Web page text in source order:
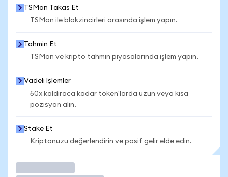
TSMon Takas Et
TSMon ile blokzincirleri arasında işlem yapın.
Tahmin Et
TSMon ve kripto tahmin piyasalarında işlem yapın.
Vadeli İşlemler
50x kaldıraca kadar token'larda uzun veya kısa
pozisyon alın.
Stake Et
Kriptonuzu değerlendirin ve pasif gelir elde edin.